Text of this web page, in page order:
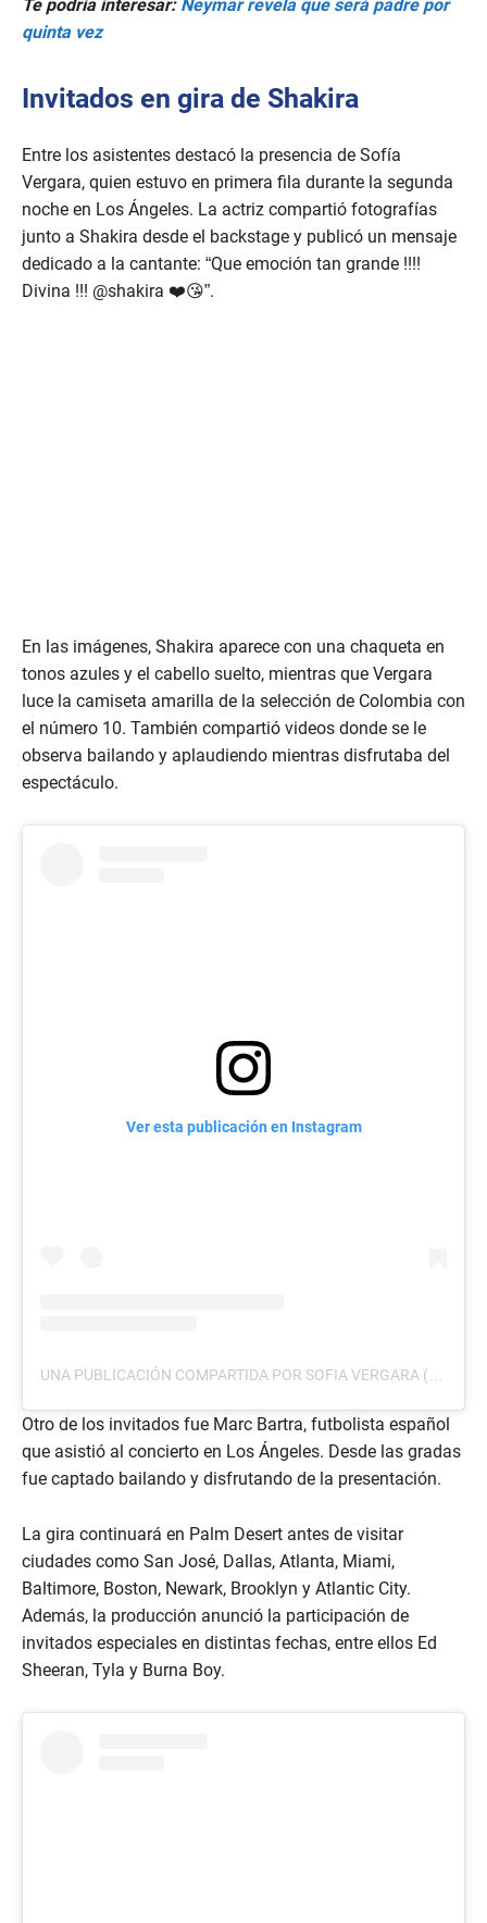
Te podría interesar: Neymar revela que será padre por
quinta vez
Invitados en gira de Shakira
Entre los asistentes destacó la presencia de Sofía
Vergara, quien estuvo en primera fila durante la segunda
noche en Los Ángeles. La actriz compartió fotografías
junto a Shakira desde el backstage y publicó un mensaje
dedicado a la cantante: “Que emoción tan grande !!!!
Divina !!! @shakira ❤️😘”.
En las imágenes, Shakira aparece con una chaqueta en
tonos azules y el cabello suelto, mientras que Vergara
luce la camiseta amarilla de la selección de Colombia con
el número 10. También compartió videos donde se le
observa bailando y aplaudiendo mientras disfrutaba del
espectáculo.
Ver esta publicación en Instagram
UNA PUBLICACIÓN COMPARTIDA POR SOFIA VERGARA (@SOFIAVERGARA)
Otro de los invitados fue Marc Bartra, futbolista español
que asistió al concierto en Los Ángeles. Desde las gradas
fue captado bailando y disfrutando de la presentación.
La gira continuará en Palm Desert antes de visitar
ciudades como San José, Dallas, Atlanta, Miami,
Baltimore, Boston, Newark, Brooklyn y Atlantic City.
Además, la producción anunció la participación de
invitados especiales en distintas fechas, entre ellos Ed
Sheeran, Tyla y Burna Boy.